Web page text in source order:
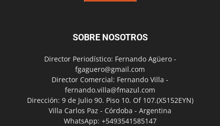
SOBRE NOSOTROS
Director Periodístico: Fernando Agüero -
fgaguero@gmail.com
Director Comercial: Fernando Villa -
fernando.villa@fmazul.com
Dirección: 9 de Julio 90. Piso 10. Of 107.(X5152EYN)
Villa Carlos Paz - Córdoba - Argentina
WhatsApp: +5493541585147